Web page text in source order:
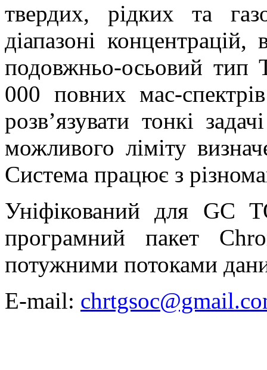
твердих, рідких та
діапазоні
по­довжньо-осьовий тип
000 повних мас-
розв’язувати тонкі
можливого ліміту
Система працює з
Уніфікований для GC
програмний пакет
потужними потоками
E-mail: